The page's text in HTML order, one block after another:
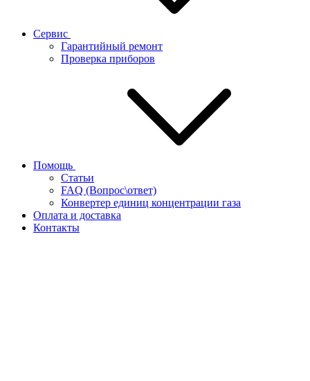
Сервис
Гарантийный ремонт
Проверка приборов
Помощь
Статьи
FAQ (Вопрос\ответ)
Конвертер единиц концентрации газа
Оплата и доставка
Контакты